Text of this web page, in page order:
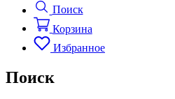
Поиск
Корзина
Избранное
Поиск